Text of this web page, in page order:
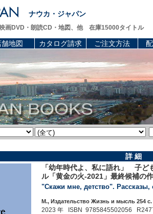
ナウカ・ジャパン
画DVD・朗読CD・地図、他 在庫15000タイトル
舗地図 カタログ請求 ご注文方法
詳 細
「幼年時代よ、私に語れ」 子ど
ル「黄金の火-2021」最終候補の
"Скажи мне, детство".
М., Издательство Жизнь и мысль 254 c.
2023 年 ISBN 9785845502056